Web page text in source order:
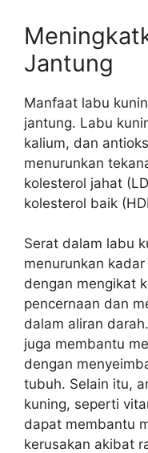
Jantung
Manfaat labu
jantung. Labu
kalium, dan
menurunkan
kolesterol jahat
kolesterol baik
Serat dalam labu
menurunkan
dengan mengikat
pencernaan dan
dalam aliran
juga membantu
dengan
tubuh. Selain itu,
kuning, seperti
dapat membantu
kerusakan akibat